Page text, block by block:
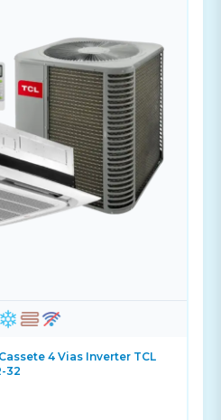
4 Vias Inverter TCL
32